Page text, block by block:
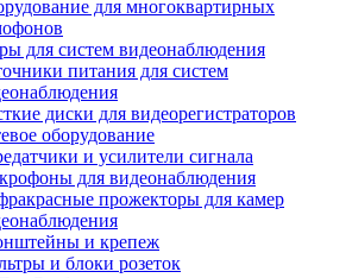
для многоквартирных
для систем видеонаблюдения
питания для систем
диски для видеорегистраторов
оборудование
и усилители сигнала
для видеонаблюдения
прожекторы для камер
и крепеж
и блоки розеток